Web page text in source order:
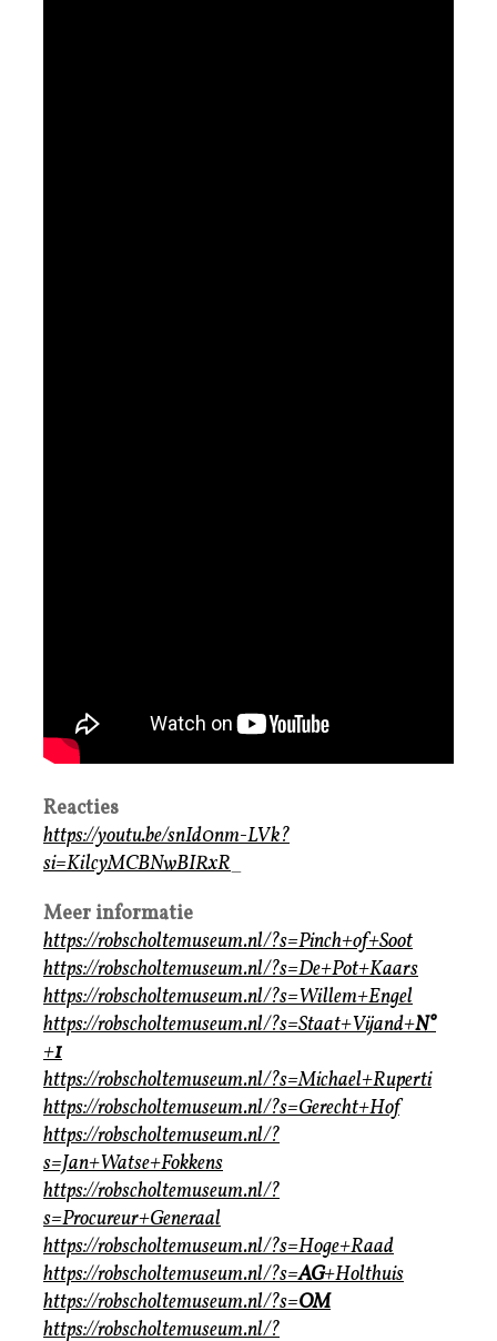
Reacties
https://youtu.be/snId0nm-LVk?
si=KilcyMCBNwBIRxR
Meer informatie
https://robscholtemuseum.nl/?s=Pinch+of+Soot
https://robscholtemuseum.nl/?s=De+Pot+Kaars
https://robscholtemuseum.nl/?s=Willem+Engel
https://robscholtemuseum.nl/?s=Staat+Vijand+N°
+1
https://robscholtemuseum.nl/?s=Michael+Ruperti
https://robscholtemuseum.nl/?s=Gerecht+Hof
https://robscholtemuseum.nl/?
s=Jan+Watse+Fokkens
https://robscholtemuseum.nl/?
s=Procureur+Generaal
https://robscholtemuseum.nl/?s=Hoge+Raad
https://robscholtemuseum.nl/?s=AG+Holthuis
https://robscholtemuseum.nl/?s=OM
https://robscholtemuseum.nl/?